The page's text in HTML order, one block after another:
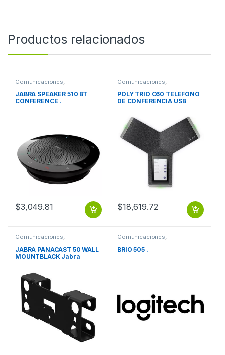
Productos relacionados
Comunicaciones
Videoconferencia
JABRA SPEAKER 510 BT
CONFERENCE .
$3,049.81
Comunicaciones
Videoconferencia
POLY TRIO C60 TELEFONO
DE CONFERENCIA USB
$18,619.72
Comunicaciones,
JABRA PANACAST 50 WALL
MOUNTBLACK Jabra
videoconferencia – Negro
Comunicaciones,
BRIO 505 .